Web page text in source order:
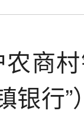
商
银行